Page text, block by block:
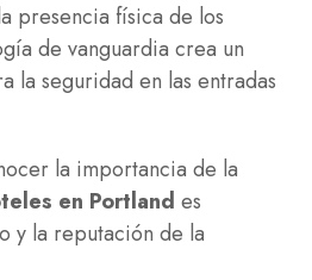
presencia física de los
de vanguardia crea un
la seguridad en las entradas
la importancia de la
en Portland es
y la reputación de la